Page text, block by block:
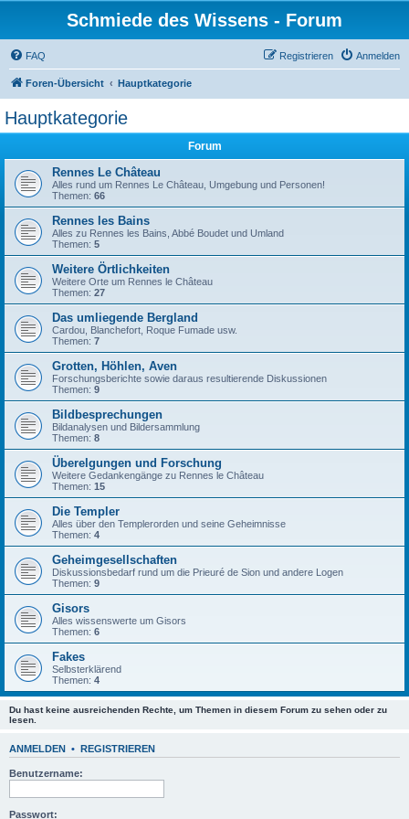
Schmiede des Wissens - Forum
FAQ Anmelden
Registrieren
Foren-Übersicht Hauptkategorie
Hauptkategorie
Forum
Rennes Le Château
Alles rund um Rennes Le Château, Umgebung und Personen!
Themen: 66
Rennes les Bains
Alles zu Rennes les Bains, Abbé Boudet und Umland
Themen: 5
Weitere Örtlichkeiten
Weitere Orte um Rennes le Château
Themen: 27
Das umliegende Bergland
Cardou, Blanchefort, Roque Fumade usw.
Themen: 7
Grotten, Höhlen, Aven
Forschungsberichte sowie daraus resultierende Diskussionen
Themen: 9
Bildbesprechungen
Bildanalysen und Bildersammlung
Themen: 8
Überelgungen und Forschung
Weitere Gedankengänge zu Rennes le Château
Themen: 15
Die Templer
Alles über den Templerorden und seine Geheimnisse
Themen: 4
Geheimgesellschaften
Diskussionsbedarf rund um die Prieuré de Sion und andere Logen
Themen: 9
Gisors
Alles wissenswerte um Gisors
Themen: 6
Fakes
Selbsterklärend
Themen: 4
Du hast keine ausreichenden Rechte, um Themen in diesem Forum zu sehen oder zu
lesen.
ANMELDEN • REGISTRIEREN
Benutzername:
Passwort: